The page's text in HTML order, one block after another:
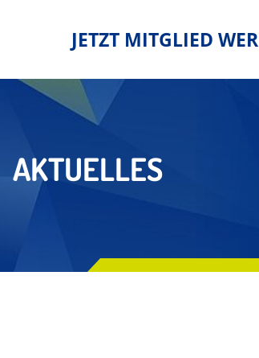
JETZT MITGLIED
AKTUELLES